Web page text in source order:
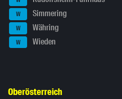
W Simmering
W Währing
W Wieden
Oberösterreich